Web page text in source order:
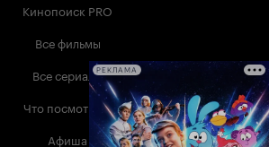
Кинопоиск PRO
Все фильмы
Все сериалы
Что посмотреть
Афиша
РЕКЛАМА